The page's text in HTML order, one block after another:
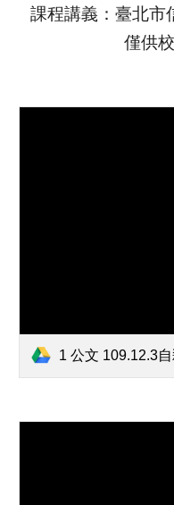
課程講義：臺北市
僅供
1 公文 109.12.3